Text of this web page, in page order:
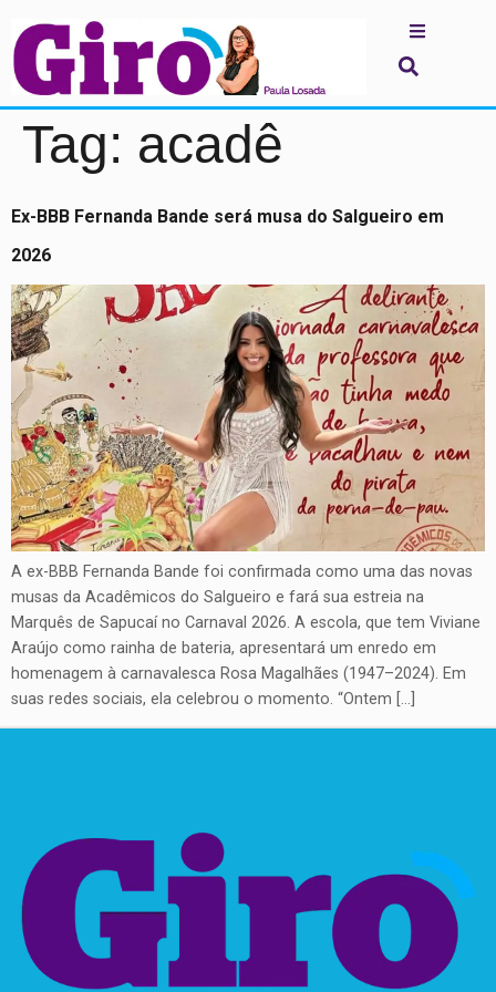
Tag: acadê
Ex-BBB Fernanda Bande será musa do Salgueiro em
2026
A ex-BBB Fernanda Bande foi confirmada como uma das novas
musas da Acadêmicos do Salgueiro e fará sua estreia na
Marquês de Sapucaí no Carnaval 2026. A escola, que tem Viviane
Araújo como rainha de bateria, apresentará um enredo em
homenagem à carnavalesca Rosa Magalhães (1947–2024). Em
suas redes sociais, ela celebrou o momento. “Ontem […]